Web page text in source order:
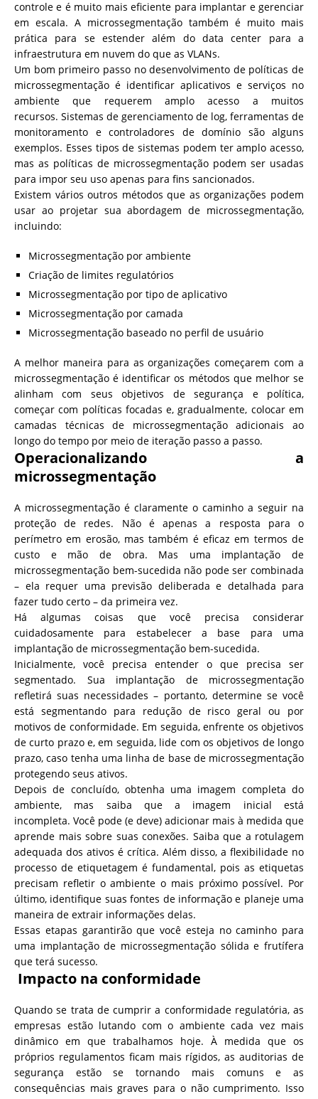
controle e é muito mais eficiente para implantar e gerenciar
em escala. A microssegmentação também é muito mais
prática para se estender além do data center para a
infraestrutura em nuvem do que as VLANs.
Um bom primeiro passo no desenvolvimento de políticas de
microssegmentação é identificar aplicativos e serviços no
ambiente que requerem amplo acesso a muitos
recursos. Sistemas de gerenciamento de log, ferramentas de
monitoramento e controladores de domínio são alguns
exemplos. Esses tipos de sistemas podem ter amplo acesso,
mas as políticas de microssegmentação podem ser usadas
para impor seu uso apenas para fins sancionados.
Existem vários outros métodos que as organizações podem
usar ao projetar sua abordagem de microssegmentação,
incluindo:
Microssegmentação por ambiente
Criação de limites regulatórios
Microssegmentação por tipo de aplicativo
Microssegmentação por camada
Microssegmentação baseado no perfil de usuário
A melhor maneira para as organizações começarem com a
microssegmentação é identificar os métodos que melhor se
alinham com seus objetivos de segurança e política,
começar com políticas focadas e, gradualmente, colocar em
camadas técnicas de microssegmentação adicionais ao
longo do tempo por meio de iteração passo a passo.
Operacionalizando a
microssegmentação
A microssegmentação é claramente o caminho a seguir na
proteção de redes. Não é apenas a resposta para o
perímetro em erosão, mas também é eficaz em termos de
custo e mão de obra. Mas uma implantação de
microssegmentação bem-sucedida não pode ser combinada
– ela requer uma previsão deliberada e detalhada para
fazer tudo certo – da primeira vez.
Há algumas coisas que você precisa considerar
cuidadosamente para estabelecer a base para uma
implantação de microssegmentação bem-sucedida.
Inicialmente, você precisa entender o que precisa ser
segmentado. Sua implantação de microssegmentação
refletirá suas necessidades – portanto, determine se você
está segmentando para redução de risco geral ou por
motivos de conformidade. Em seguida, enfrente os objetivos
de curto prazo e, em seguida, lide com os objetivos de longo
prazo, caso tenha uma linha de base de microssegmentação
protegendo seus ativos.
Depois de concluído, obtenha uma imagem completa do
ambiente, mas saiba que a imagem inicial está
incompleta. Você pode (e deve) adicionar mais à medida que
aprende mais sobre suas conexões. Saiba que a rotulagem
adequada dos ativos é crítica. Além disso, a flexibilidade no
processo de etiquetagem é fundamental, pois as etiquetas
precisam refletir o ambiente o mais próximo possível. Por
último, identifique suas fontes de informação e planeje uma
maneira de extrair informações delas.
Essas etapas garantirão que você esteja no caminho para
uma implantação de microssegmentação sólida e frutífera
que terá sucesso.
Impacto na conformidade
Quando se trata de cumprir a conformidade regulatória, as
empresas estão lutando com o ambiente cada vez mais
dinâmico em que trabalhamos hoje. À medida que os
próprios regulamentos ficam mais rígidos, as auditorias de
segurança estão se tornando mais comuns e as
consequências mais graves para o não cumprimento. Isso